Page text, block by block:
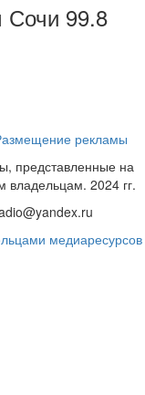
99.8
рекламы
представленные на
владельцам. 2024 гг.
медиаресурсов